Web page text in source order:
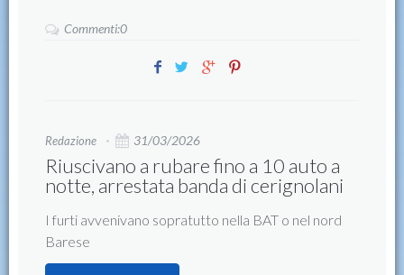
Commenti:0
Redazione 31/03/2026
Riuscivano a rubare fino a 10 auto a
notte, arrestata banda di cerignolani
I furti avvenivano sopratutto nella BAT o nel nord
Barese